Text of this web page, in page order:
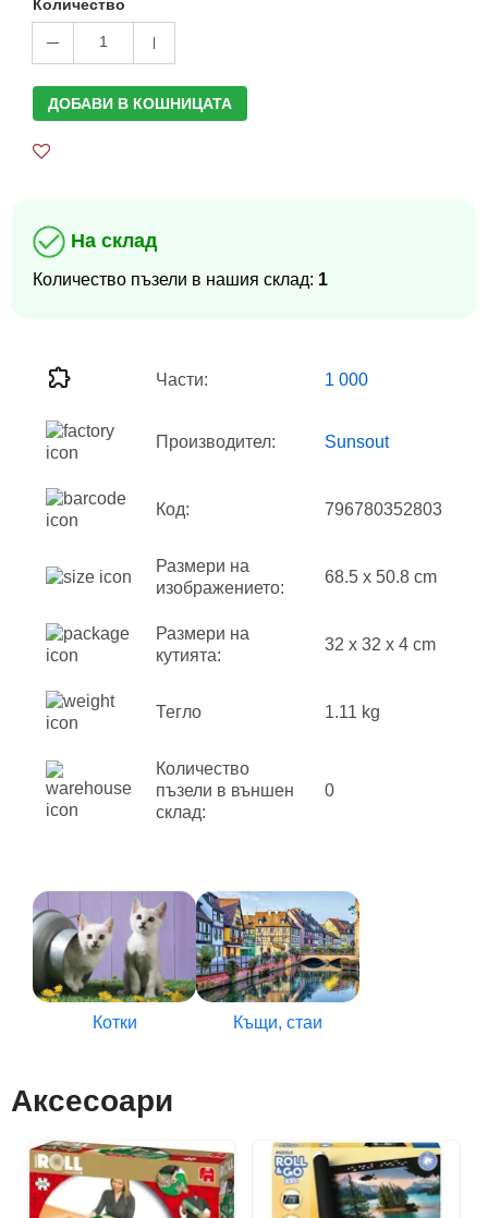
Количество
1
ДОБАВИ В КОШНИЦАТА
На склад
Количество пъзели в нашия склад: 1
Части: 1 000
Производител: Sunsout
Код: 796780352803
Размери на
изображението:
68.5 x 50.8 cm
Размери на
кутията:
32 x 32 x 4 cm
Тегло 1.11 kg
Количество
пъзели в външен
склад:
0
Котки Къщи, стаи
Аксесоари